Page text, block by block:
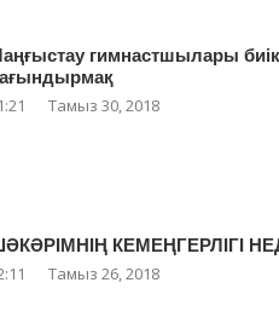
гимнастшылары
Тамыз 30, 2018
КЕМЕҢГЕРЛІГІ
Тамыз 26, 2018